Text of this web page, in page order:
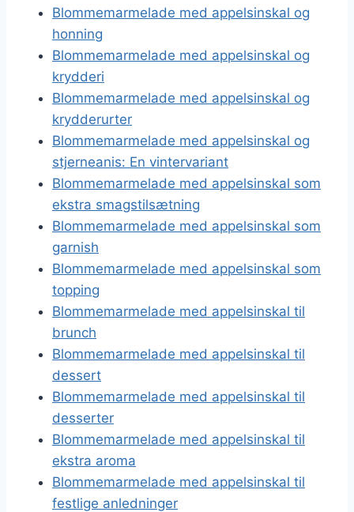
Blommemarmelade med appelsinskal og
honning
Blommemarmelade med appelsinskal og
krydderi
Blommemarmelade med appelsinskal og
krydderurter
Blommemarmelade med appelsinskal og
stjerneanis: En vintervariant
Blommemarmelade med appelsinskal som
ekstra smagstilsætning
Blommemarmelade med appelsinskal som
garnish
Blommemarmelade med appelsinskal som
topping
Blommemarmelade med appelsinskal til
brunch
Blommemarmelade med appelsinskal til
dessert
Blommemarmelade med appelsinskal til
desserter
Blommemarmelade med appelsinskal til
ekstra aroma
Blommemarmelade med appelsinskal til
festlige anledninger